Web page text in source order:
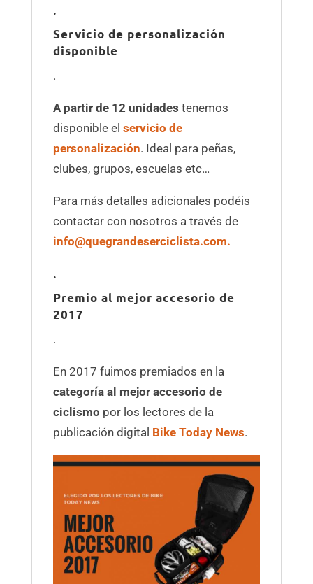
.
Servicio de personalización
disponible
.
A partir de 12 unidades tenemos
disponible el servicio de
personalización. Ideal para peñas,
clubes, grupos, escuelas etc…
Para más detalles adicionales podéis
contactar con nosotros a través de
info@quegrandeserciclista.com.
.
Premio al mejor accesorio de
2017
.
En 2017 fuimos premiados en la
categoría al mejor accesorio de
ciclismo por los lectores de la
publicación digital Bike Today News.